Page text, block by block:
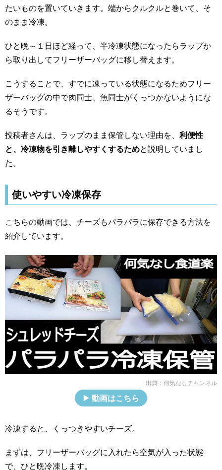
たいものを置いていきます。端からクルクルと巻いて、そ
のまま冷凍。
ひと晩～１日ほど経って、半冷凍状態になったらラップか
ら取り出してフリーザーバッグに移し替えます。
こうすることで、すでに凍っている状態になるためフリー
ザーバッグの中で肉同士、魚同士がくっつかないようにな
るそうです。
投稿者さんは、ラップのまま保管しない理由を、 利便性
と、冷凍物を引き離しやすくするためと説明していまし
た。
使いやすい冷凍保存
こちらの動画では、チーズもパラパラに保存できる方法を
紹介しています。
出典： 何気なしチャンネル
動画はこちら
冷凍すると、くっつきやすいチーズ。
まずは、フリーザーバッグに入れたら空気が入った状態
で、ひと晩冷凍します。